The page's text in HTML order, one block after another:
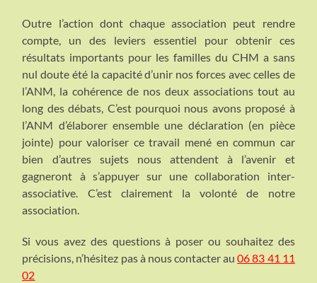
Outre l’action dont chaque association peut rendre
compte, un des leviers essentiel pour obtenir ces
résultats importants pour les familles du CHM a sans
nul doute été la capacité d’unir nos forces avec celles de
l’ANM, la cohérence de nos deux associations tout au
long des débats, C’est pourquoi nous avons proposé à
l’ANM d’élaborer ensemble une déclaration (en pièce
jointe) pour valoriser ce travail mené en commun car
bien d’autres sujets nous attendent à l’avenir et
gagneront à s’appuyer sur une collaboration inter-
associative. C’est clairement la volonté de notre
association.
Si vous avez des questions à poser ou souhaitez des
précisions, n’hésitez pas à nous contacter au06 83 41 11
02